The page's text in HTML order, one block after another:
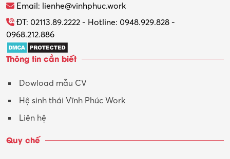
Tổ chức sự kiện – Quà tặng
Trợ lý
Tư vấn
Tư vấn – Kiến trúc
Email: lienhe@vinhphuc.work
ĐT: 02113.89.2222 - Hotline: 0948.929.828 -
0968.212.886
Thông tin cần biết
Dowload mẫu CV
Hệ sinh thái Vĩnh Phúc Work
Liên hệ
Quy chế